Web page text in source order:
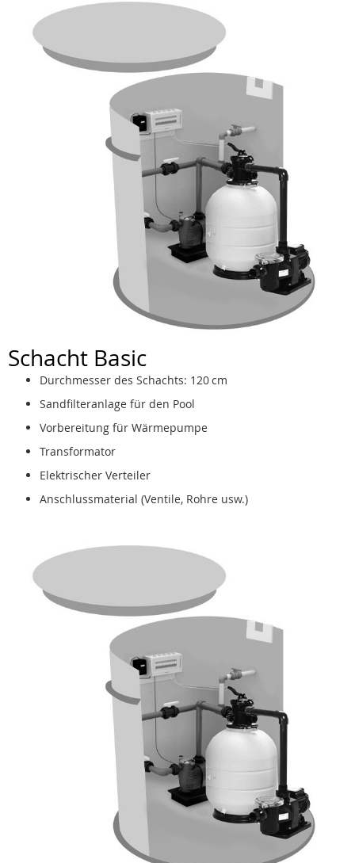
Schacht Basic
Durchmesser des Schachts: 120 cm
Sandfilteranlage für den Pool
Vorbereitung für Wärmepumpe
Transformator
Elektrischer Verteiler
Anschlussmaterial (Ventile, Rohre usw.)